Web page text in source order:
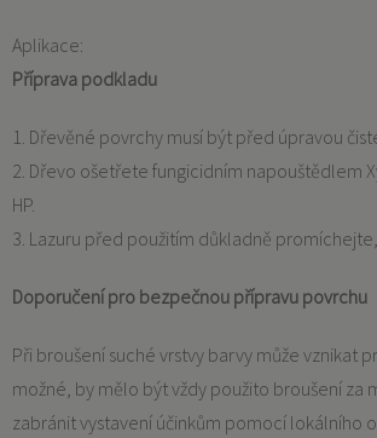
Aplikace:
Příprava podkladu
1. Dřevěné povrchy musí být před úpravou
2. Dřevo ošetřete fungicidním napouštědlem
HP.
3. Lazuru před použitím důkladně
Doporučení pro bezpečnou přípravu povrchu
Při broušení suché vrstvy barvy může vznikat
možné, by mělo být vždy použito broušení za
zabránit vystavení účinkům pomocí lokálního